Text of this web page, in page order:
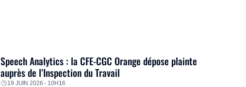
Speech Analytics : la CFE-CGC Orange dépose plainte
auprès de l’Inspection du Travail
19 JUIN 2026 - 10H16